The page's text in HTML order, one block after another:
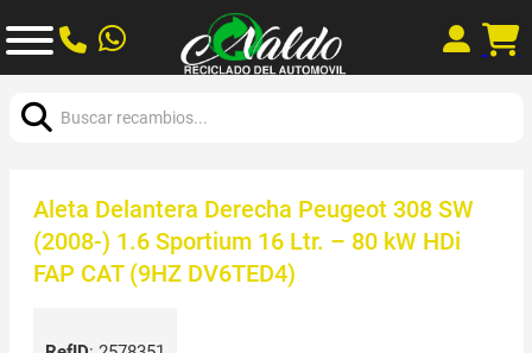
Aleta Delantera Derecha Peugeot 308 SW
(2008-) 1.6 Sportium 16 Ltr. – 80 kW HDi
FAP CAT (9HZ DV6TED4)